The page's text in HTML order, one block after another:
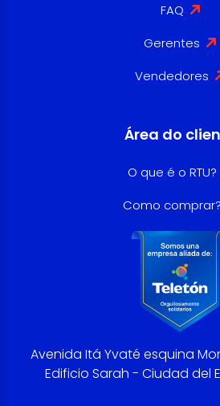
FAQ
Gerentes
Vendedores
Área do
O que é o RTU?
Como comprar?
Avenida Itá Yvaté esquina
Edificio Sarah - Ciudad del